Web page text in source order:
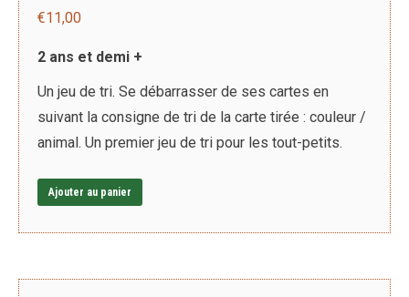
€11,00
2 ans et demi +
Un jeu de tri. Se débarrasser de ses cartes en
suivant la consigne de tri de la carte tirée : couleur /
animal. Un premier jeu de tri pour les tout-petits.
Ajouter au panier